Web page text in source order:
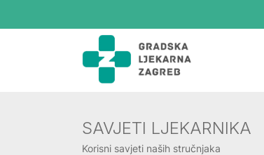
SAVJETI LJEKARNIKA
Korisni savjeti naših stručnjaka